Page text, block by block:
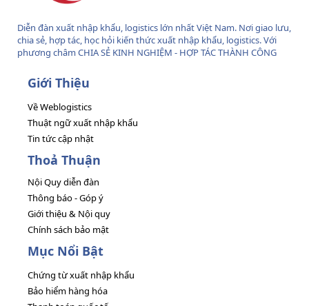
Diễn đàn xuất nhập khẩu, logistics lớn nhất Việt Nam. Nơi giao lưu,
chia sẻ, hợp tác, học hỏi kiến thức xuất nhập khẩu, logistics. Với
phương châm CHIA SẺ KINH NGHIỆM - HỢP TÁC THÀNH CÔNG
Giới Thiệu
Về Weblogistics
Thuật ngữ xuất nhập khẩu
Tin tức cập nhật
Thoả Thuận
Nội Quy diễn đàn
Thông báo - Góp ý
Giới thiệu & Nội quy
Chính sách bảo mật
Mục Nổi Bật
Chứng từ xuất nhập khẩu
Bảo hiểm hàng hóa